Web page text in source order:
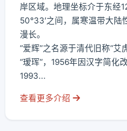
岸区域。地理坐标介于东经
50°33′之间，属寒温带大
漫长。
“爱辉”之名源于清代旧称“艾
“瑷珲”，1956年因汉字简化
1993...
查看更多介绍